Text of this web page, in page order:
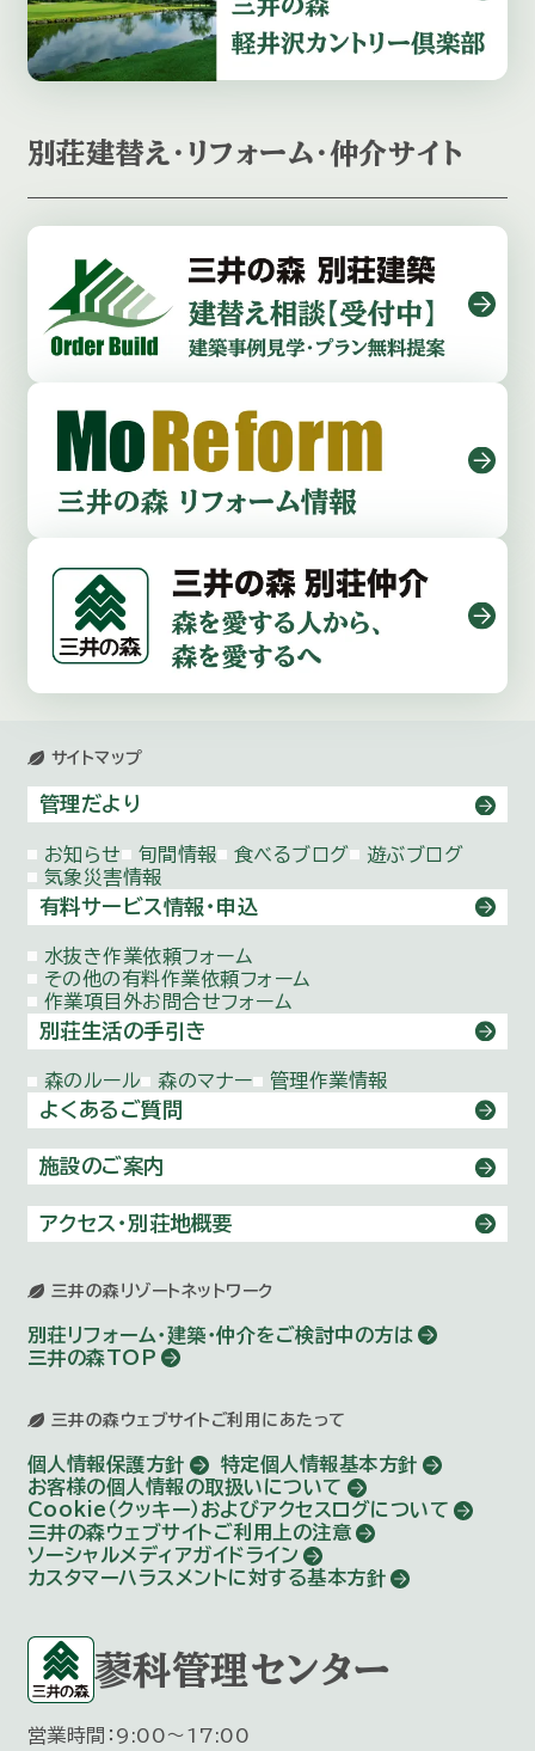
別荘建替え・リフォーム・仲介サイト
サイトマップ
管理だより
お知らせ 旬間情報 食べるブログ
遊ぶブログ
気象災害情報
有料サービス情報・申込
水抜き作業依頼フォーム
その他の有料作業依頼フォーム
作業項目外お問合せフォーム
別荘生活の手引き
森のルール 森のマナー 管理作業情報
よくあるご質問
施設のご案内
アクセス・別荘地概要
三井の森リゾートネットワーク
別荘リフォーム・建築・仲介をご検討中の方は
三井の森TOP
三井の森ウェブサイトご利用にあたって
個人情報保護方針
特定個人情報基本方針
お客様の個人情報の取扱いについて
Cookie（クッキー）およびアクセスログについて
三井の森ウェブサイトご利用上の注意
ソーシャルメディアガイドライン
カスタマーハラスメントに対する基本方針
蓼科管理センター
営業時間：9:00～17:00